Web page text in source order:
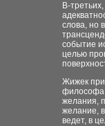
В-
слова, но
событие
целью
Жижек
философа
желания,
желание,
ведет, в